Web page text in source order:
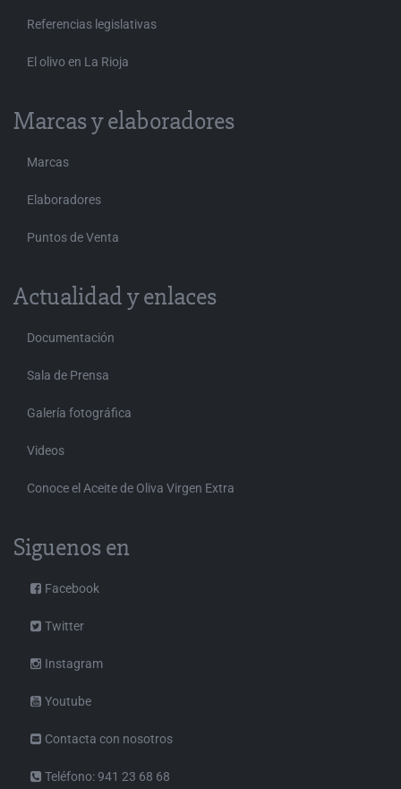
Referencias legislativas
El olivo en La Rioja
Marcas y elaboradores
Marcas
Elaboradores
Puntos de Venta
Actualidad y enlaces
Documentación
Sala de Prensa
Galería fotográfica
Videos
Conoce el Aceite de Oliva Virgen Extra
Siguenos en
Facebook
Twitter
Instagram
Youtube
Contacta con nosotros
Teléfono: 941 23 68 68